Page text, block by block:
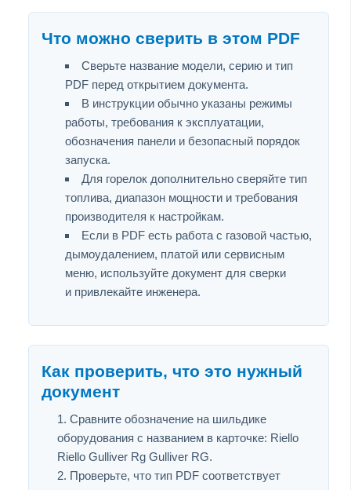
Что можно сверить в этом PDF
Сверьте название модели, серию и тип
PDF перед открытием документа.
В инструкции обычно указаны режимы
работы, требования к эксплуатации,
обозначения панели и безопасный порядок
запуска.
Для горелок дополнительно сверяйте тип
топлива, диапазон мощности и требования
производителя к настройкам.
Если в PDF есть работа с газовой частью,
дымоудалением, платой или сервисным
меню, используйте документ для сверки
и привлекайте инженера.
Как проверить, что это нужный
документ
Сравните обозначение на шильдике
оборудования с названием в карточке: Riello
Riello Gulliver Rg Gulliver RG.
Проверьте, что тип PDF соответствует